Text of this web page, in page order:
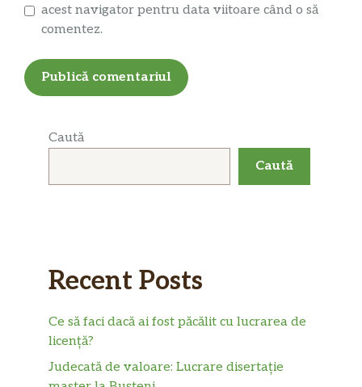
acest navigator pentru data viitoare când o să
comentez.
Caută
Caută
Recent Posts
Ce să faci dacă ai fost păcălit cu lucrarea de
licență?
Judecată de valoare: Lucrare disertație